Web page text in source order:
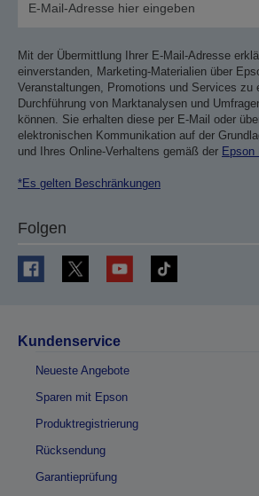
Mit der Übermittlung Ihrer E-Mail-Adresse
einverstanden, Marketing-Materialien über
Veranstaltungen, Promotions und Services zu
Durchführung von Marktanalysen und
können. Sie erhalten diese per E-Mail oder
elektronischen Kommunikation auf der
und Ihres Online-Verhaltens gemäß der Epson
*Es gelten Beschränkungen
Folgen
Kundenservice
Neueste Angebote
Sparen mit Epson
Produktregistrierung
Rücksendung
Garantieprüfung